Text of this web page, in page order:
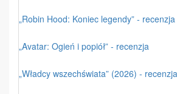
„Robin Hood: Koniec legendy” - recenzja
„Avatar: Ogień i popiół” - recenzja
„Władcy wszechświata” (2026) - recenzja